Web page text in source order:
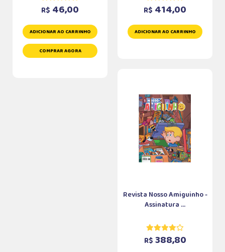
R$ 46,00
ADICIONAR AO CARRINHO
COMPRAR AGORA
R$ 414,00
ADICIONAR AO CARRINHO
Revista Nosso Amiguinho -
Assinatura ...
R$ 388,80